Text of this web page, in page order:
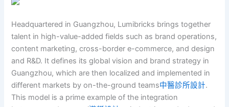
Headquartered in Guangzhou, Lumibricks brings together
talent in high-value-added fields such as brand operations,
content marketing, cross-border e-commerce, and design
and R&D. It defines its global vision and brand strategy in
Guangzhou, which are then localized and implemented in
different markets by on-the-ground teams中醫診所設計.
This model is a prime example of the integration